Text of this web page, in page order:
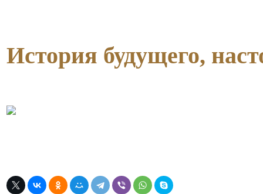
История будущего,